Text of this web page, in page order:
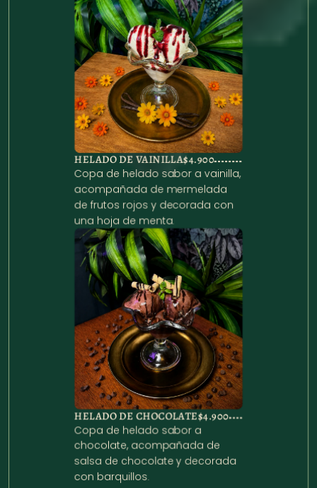
HELADO DE VAINILLA$4.900
Copa de helado sabor a vainilla,
acompañada de mermelada
de frutos rojos y decorada con
HELADO DE CHOCOLATE$4.900
Copa de helado sabor a
chocolate, acompañada de
salsa de chocolate y decorada
con barquillos.